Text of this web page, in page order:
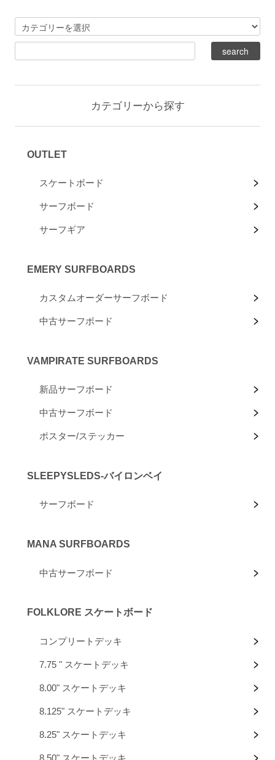
カテゴリーから探す
OUTLET
スケートボード
サーフボード
サーフギア
EMERY SURFBOARDS
カスタムオーダーサーフボード
中古サーフボード
VAMPIRATE SURFBOARDS
新品サーフボード
中古サーフボード
ポスター/ステッカー
SLEEPYSLEDS-バイロンベイ
サーフボード
MANA SURFBOARDS
中古サーフボード
FOLKLORE スケートボード
コンプリートデッキ
7.75 " スケートデッキ
8.00" スケートデッキ
8.125" スケートデッキ
8.25" スケートデッキ
8.50" スケートデッキ